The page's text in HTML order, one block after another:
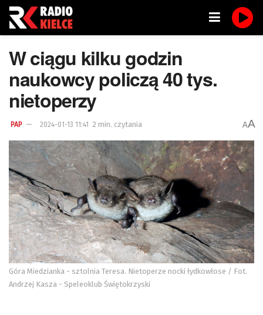
W ciągu kilku godzin
naukowcy policzą 40 tys.
nietoperzy
PAP 2024-01-13 11:41 2 min. czytania AA
Góra Miedzianka - sztolnia Teresa. Nietoperze nocki łydkowłose / Fot.
Andrzej Kasza - Speleoklub Świętokrzyski